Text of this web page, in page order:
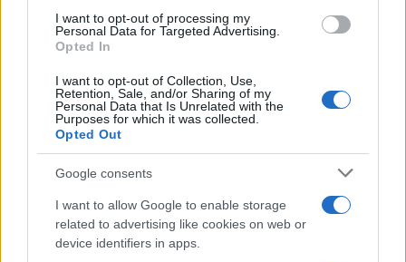
I want to opt-out of processing my
Personal Data for Targeted Advertising.
Opted In
I want to opt-out of Collection, Use,
Retention, Sale, and/or Sharing of my
Personal Data that Is Unrelated with the
Purposes for which it was collected.
Opted Out
Google consents
I want to allow Google to enable storage
related to advertising like cookies on web or
device identifiers in apps.
13.07.16
Euro 2016: Άφαντος ο Βρετανός που κέρδισε